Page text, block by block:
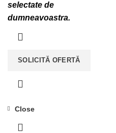
selectate de
dumneavoastra.
SOLICITĂ OFERTĂ
Close